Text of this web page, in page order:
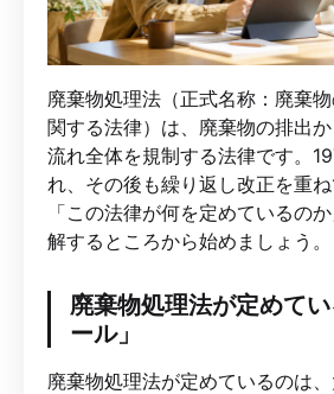
廃棄物処理法（正式名称：廃棄
関する法律）は、廃棄物の排出
流れ全体を規制する法律です。
れ、その後も繰り返し改正を重
「この法律が何を定めているの
解するところから始めましょう。
廃棄物処理法が定めて
ール」
廃棄物処理法が定めているのは